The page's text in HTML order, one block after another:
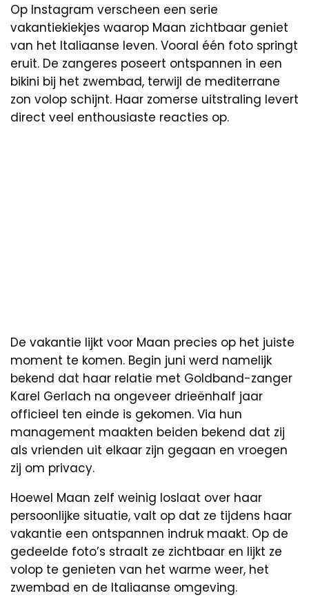
Op Instagram verscheen een serie
vakantiekiekjes waarop Maan zichtbaar geniet
van het Italiaanse leven. Vooral één foto springt
eruit. De zangeres poseert ontspannen in een
bikini bij het zwembad, terwijl de mediterrane
zon volop schijnt. Haar zomerse uitstraling levert
direct veel enthousiaste reacties op.
De vakantie lijkt voor Maan precies op het juiste
moment te komen. Begin juni werd namelijk
bekend dat haar relatie met Goldband-zanger
Karel Gerlach na ongeveer drieënhalf jaar
officieel ten einde is gekomen. Via hun
management maakten beiden bekend dat zij
als vrienden uit elkaar zijn gegaan en vroegen
zij om privacy.
Hoewel Maan zelf weinig loslaat over haar
persoonlijke situatie, valt op dat ze tijdens haar
vakantie een ontspannen indruk maakt. Op de
gedeelde foto’s straalt ze zichtbaar en lijkt ze
volop te genieten van het warme weer, het
zwembad en de Italiaanse omgeving.